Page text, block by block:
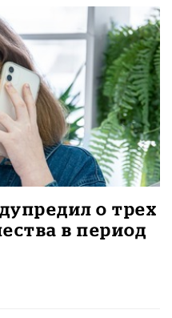
о трех
в период